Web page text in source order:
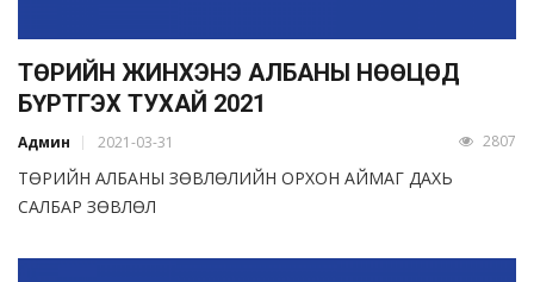
ТӨРИЙН ЖИНХЭНЭ АЛБАНЫ НӨӨЦӨД
БҮРТГЭХ ТУХАЙ 2021
Админ 2021-03-31 2807
ТӨРИЙН АЛБАНЫ ЗӨВЛӨЛИЙН ОРХОН АЙМАГ ДАХЬ
САЛБАР ЗӨВЛӨЛ